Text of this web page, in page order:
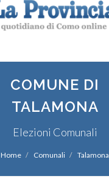
COMUNE DI
TALAMONA
Elezioni Comunali
Home Comunali Talamona